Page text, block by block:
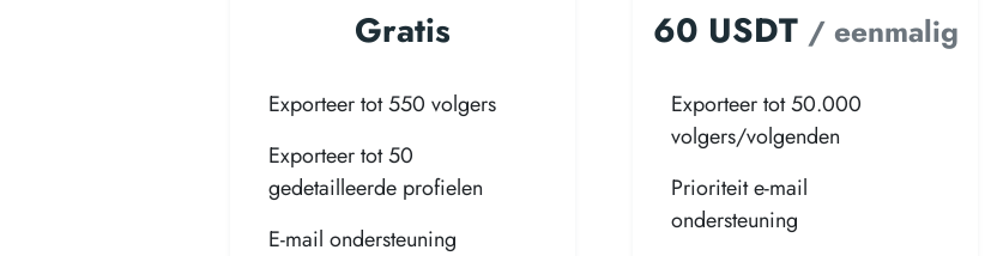
Gratis
Exporteer tot 550 volgers
Exporteer tot 50
gedetailleerde profielen
E-mail ondersteuning
60 USDT / eenmalig
Exporteer tot 50.000
volgers/volgenden
Prioriteit e-mail
ondersteuning